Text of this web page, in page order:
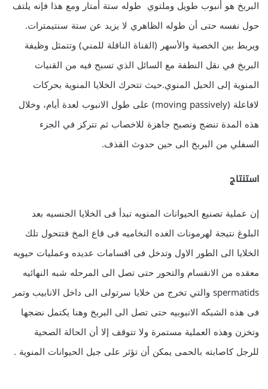
البربخ هو أنبوب طويل وملتوي طوله ستة أمتار ومع هذا فإنه يلتف
حول نفسه حتى أن طوله الظاهري لا يزيد عن ستة سنتيمترات.
ويربط بين الخصية والأسهر (القناة الناقلة للمني) وتتمثل وظيفة
البربخ في نقل النطفة مع السائل الذي تسبح فيه من القنيات
المنوية إلى الحبل المنوي.حيث تتحرك الخلايا المنوية بحركات
لافاعلة (moving passively) على طول الانبوب لعدة أيام، وخلال
هذه المدة تنضج وتصبح جاهزة للاخصاب ثم تتركز في الجزء
السفلي من البربخ الى حين حدوث القذف.
استنتاج
إن عملية تصنيع الحيوانات المنويه تبدأ فى الخلايا الجنسيه بعد
البلوغ نتيجة لهرمونات الغده النخاميه فى قاع المخ فتتحول تلك
الخلايا الى الطور الاول وتدخل فى اقسامات عديده وعمليات حيويه
معقده من الانقسام والتحور حتى تصل الى المرحله شبه النهائيه
spermatids والتي تخرج من خلايا سرتولى الى داخل الانابيب وتمر
فى هذه الشبكه الانبوبيه حتى تصل الى البربخ وهنا يكتمل نضجها
وتخزن وهذه العملية مستمرة ولا تتوقف إلا أن الحالة الصحية
للرجل كاصابته بالحمى يمكن أن تؤثر على جيل الحيوانات المنوية .